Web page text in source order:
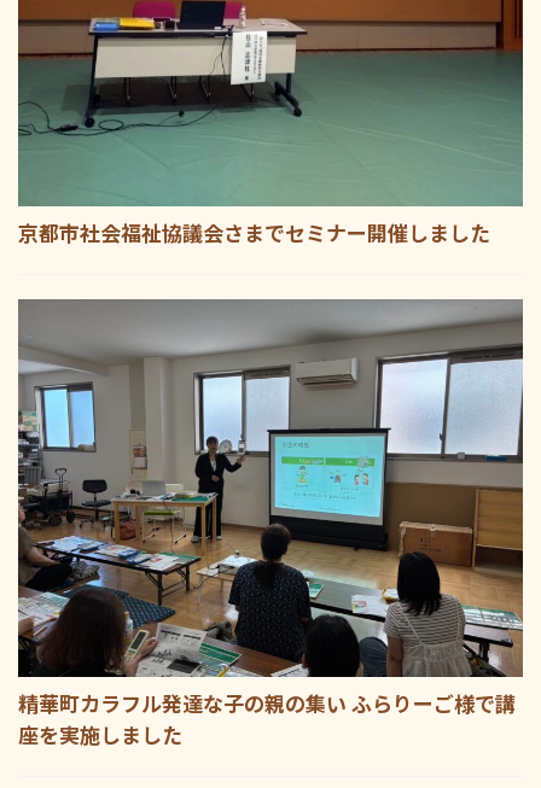
京都市社会福祉協議会さまでセミナー開催しました
精華町カラフル発達な子の親の集い ふらりーご様で講
座を実施しました